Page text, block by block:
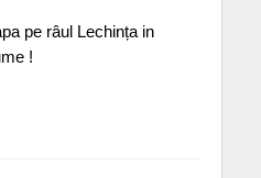
pe râul Lechința in
!